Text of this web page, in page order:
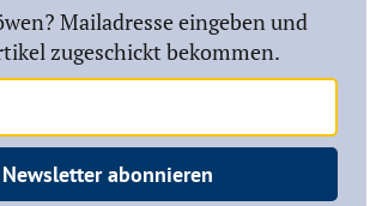
Mailadresse eingeben und
zugeschickt bekommen.
Newsletter abonnieren